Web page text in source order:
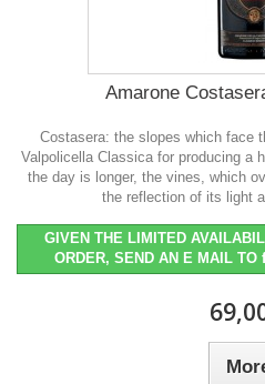
Amarone
Costasera: the slopes which face
Valpolicella Classica for producing a
the day is longer, the vines, which
the reflection of its light
GIVEN THE LIMITED
ORDER, SEND AN E MAIL